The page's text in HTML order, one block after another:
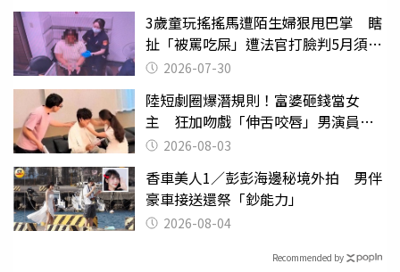
3歲童玩搖搖馬遭陌生婦狠甩巴掌 瞎
扯「被罵吃屎」遭法官打臉判5月須入
監 2026-07-30
陸短劇圈爆潛規則！富婆砸錢當女
主 狂加吻戲「伸舌咬唇」男演員崩
潰 2026-08-03
香車美人1／彭彭海邊秘境外拍 男伴
豪車接送還祭「鈔能力」
2026-08-04
Recommended by